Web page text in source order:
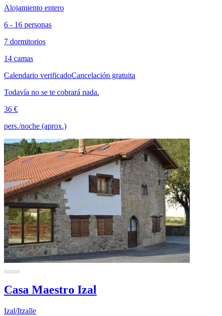
Alojamiento entero
6 - 16 personas
7 dormitorios
14 camas
Calendario verificadoCancelación gratuita
Todavía no se te cobrará nada.
36 €
pers./noche (aprox.)
Casa Maestro Izal
Izal/Itzalle